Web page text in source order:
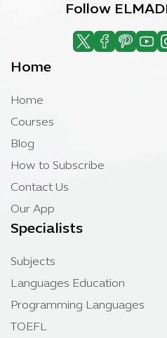
Follow
Home
Home
Courses
Blog
How to Subscribe
Contact Us
Our App
Specialists
Subjects
Languages Education
Programming Languages
TOEFL